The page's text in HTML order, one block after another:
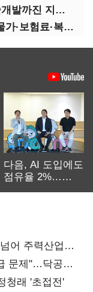
[IB토마토](방산 원가의 덫)③기술개발까진 지원…수출은 각자도생
[IB토마토](경제TOP아보기)밥상물가·보험료·복구비…장마가 내미는 청구서
다음, AI 도입에도
점유율 2%…
어 주력산업
문제"…닥공
청래 '초접전'